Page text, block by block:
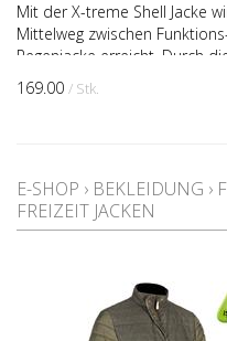
Mit der X-treme Shell Jacke
Mittelweg zwischen
Regenjacke erreicht. Durch
Verwendung einer 3 Lagen
besitzt die Jacke eine 10' 000
169.00 / Stk.
E-SHOP › BEKLEIDUNG ›
FREIZEIT JACKEN